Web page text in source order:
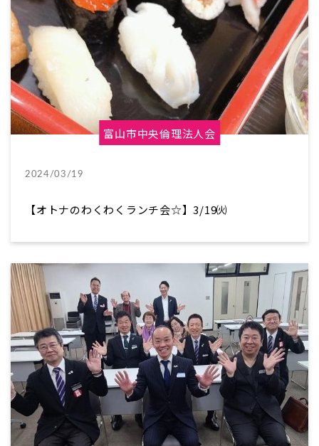
富山市中央倫理法人会
2024/03/19
【オトナのわくわくランチ会☆】3/19㈫